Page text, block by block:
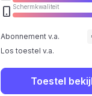
Schermkwaliteit
Abonnement v.a.
Los toestel v.a.
Toestel